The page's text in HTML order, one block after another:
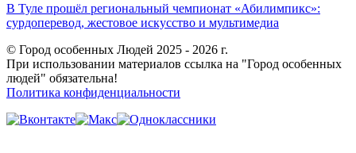
В Туле прошёл региональный чемпионат «Абилимпикс»:
сурдоперевод, жестовое искусство и мультимедиа
© Город особенных Людей 2025 - 2026 г.
При использовании материалов ссылка на "Город особенных
людей" обязательна!
Политика конфиденциальности